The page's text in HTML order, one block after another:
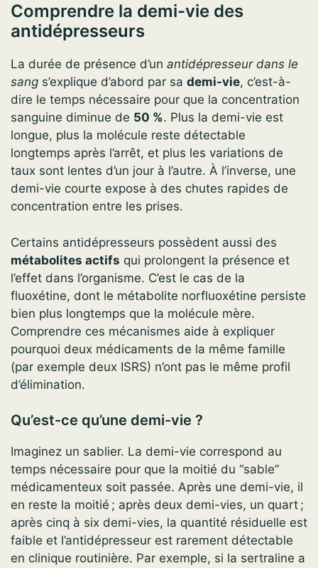
Comprendre la demi-vie des
antidépresseurs
La durée de présence d’un antidépresseur dans le
sang s’explique d’abord par sa demi-vie, c’est-à-
dire le temps nécessaire pour que la concentration
sanguine diminue de 50 %. Plus la demi-vie est
longue, plus la molécule reste détectable
longtemps après l’arrêt, et plus les variations de
taux sont lentes d’un jour à l’autre. À l’inverse, une
demi-vie courte expose à des chutes rapides de
concentration entre les prises.
Certains antidépresseurs possèdent aussi des
métabolites actifs qui prolongent la présence et
l’effet dans l’organisme. C’est le cas de la
fluoxétine, dont le métabolite norfluoxétine persiste
bien plus longtemps que la molécule mère.
Comprendre ces mécanismes aide à expliquer
pourquoi deux médicaments de la même famille
(par exemple deux ISRS) n’ont pas le même profil
d’élimination.
Qu’est-ce qu’une demi-vie ?
Imaginez un sablier. La demi-vie correspond au
temps nécessaire pour que la moitié du “sable”
médicamenteux soit passée. Après une demi-vie, il
en reste la moitié ; après deux demi-vies, un quart ;
après cinq à six demi-vies, la quantité résiduelle est
faible et l’antidépresseur est rarement détectable
en clinique routinière. Par exemple, si la sertraline a